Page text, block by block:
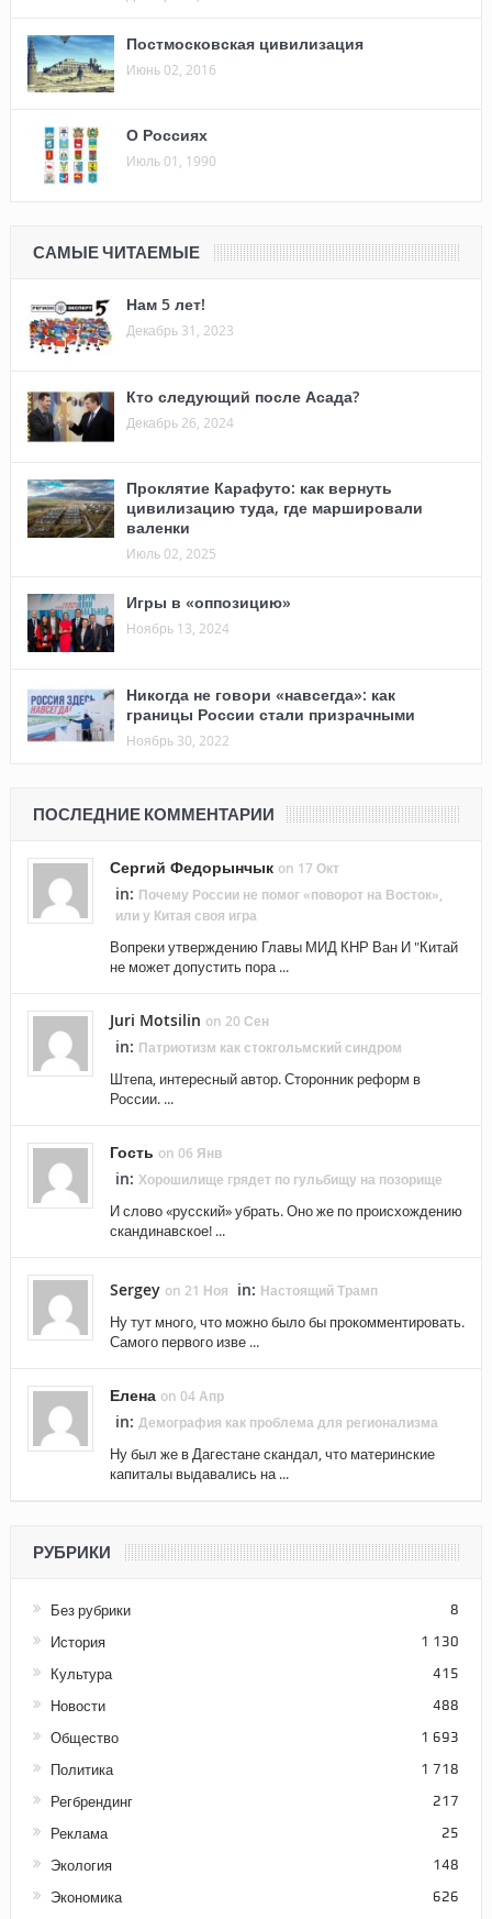
Постмосковская цивилизация
Июнь 02, 2016
О Россиях
Июль 01, 1990
САМЫЕ ЧИТАЕМЫЕ
Нам 5 лет!
Декабрь 31, 2023
Кто следующий после Асада?
Декабрь 26, 2024
Проклятие Карафуто: как вернуть
цивилизацию туда, где маршировали
валенки
Июль 02, 2025
Игры в «оппозицию»
Ноябрь 13, 2024
Никогда не говори «навсегда»: как
границы России стали призрачными
Ноябрь 30, 2022
ПОСЛЕДНИЕ КОММЕНТАРИИ
Сергий Федорынчык on 17 Окт
in: Почему России не помог «поворот на Восток»,
или у Китая своя игра
Вопреки утверждению Главы МИД КНР Ван И "Китай
не может допустить пора ...
Juri Motsilin on 20 Сен
in: Патриотизм как стокгольмский синдром
Штепа, интересный автор. Сторонник реформ в
России. ...
Гость on 06 Янв
in: Хорошилище грядет по гульбищу на позорище
И слово «русский» убрать. Оно же по происхождению
скандинавское! ...
Sergey on 21 Ноя in: Настоящий Трамп
Ну тут много, что можно было бы прокомментировать.
Самого первого изве ...
Елена on 04 Апр
in: Демография как проблема для регионализма
Ну был же в Дагестане скандал, что материнские
капиталы выдавались на ...
РУБРИКИ
Без рубрики 8
История 1 130
Культура 415
Новости 488
Общество 1 693
Политика 1 718
Регбрендинг 217
Реклама 25
Экология 148
Экономика 626